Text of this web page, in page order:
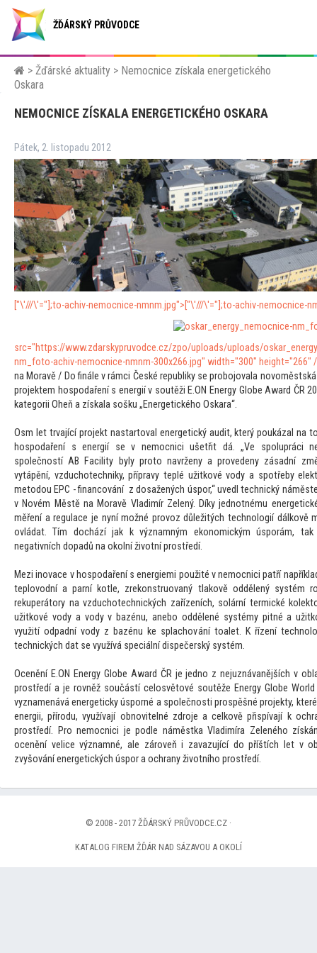
ŽĎÁRSKÝ PRŮVODCE
> Žďárské aktuality > Nemocnice získala energetického
Oskara
NEMOCNICE ZÍSKALA ENERGETICKÉHO OSKARA
Pátek, 2. listopadu 2012
["\'///\'="];to-achiv-nemocnice-nmnm.jpg"> ["\'///\'="];to-achiv-nemocnice-
src="https://www.zdarskypruvodce.cz/zpo/uploads/uploads/
nm_foto-achiv-nemocnice-nmnm-300x266.jpg" width="300" height="266"
na Moravě / Do finále v rámci České republiky se probojovala
projektem hospodaření s energií v soutěži E.ON Energy Globe Award ČR
kategorii Oheň a získala sošku „Energetického Oskara“.
Osm let trvající projekt nastartoval energetický audit, který poukázal na
hospodaření s energií se v nemocnici ušetřit dá. „Ve spolupráci
společností AB Facility byly proto navrženy a provedeny zásadní
vytápění, vzduchotechniky, přípravy teplé užitkové vody a spotřeby
metodou EPC - financování z dosažených úspor,“ uvedl technický
v Novém Městě na Moravě Vladimír Zelený. Díky jednotnému
měření a regulace je nyní možné provoz důležitých technologií dálkově
ovládat. Tím dochází jak k významným ekonomickým úsporám,
negativních dopadů na okolní životní prostředí.
Mezi inovace v hospodaření s energiemi použité v nemocnici patří
teplovodní a parní kotle, zrekonstruovaný tlakově oddělený systém
rekuperátory na vzduchotechnických zařízeních, solární termické kolek
užitkové vody a vody v bazénu, anebo oddělené systémy pitné a
využití odpadní vody z bazénu ke splachování toalet. K řízení
technických dat se využívá speciální dispečerský systém.
Ocenění E.ON Energy Globe Award ČR je jedno z nejuznávanějších v
prostředí a je rovněž součástí celosvětové soutěže Energy Globe
vyznamenává energeticky úsporné a společnosti prospěšné projekty,
energii, přírodu, využívají obnovitelné zdroje a celkově přispívají k
prostředí. Pro nemocnici je podle náměstka Vladimíra Zeleného
ocenění velice významné, ale zároveň i zavazující do příštích let v
zvyšování energetických úspor a ochrany životního prostředí.
© 2008 - 2017 ŽĎÁRSKÝ PRŮVODCE.CZ ·
KATALOG FIREM ŽĎÁR NAD SÁZAVOU A OKOLÍ